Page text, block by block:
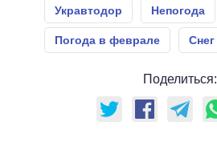
Укравтодор Непогода
Погода в феврале Снег
Поделиться: